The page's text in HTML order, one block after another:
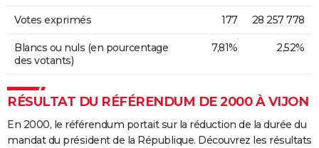
Votes exprimés 177 28 257 778
Blancs ou nuls (en pourcentage
des votants)
7,81% 2,52%
RÉSULTAT DU RÉFÉRENDUM DE 2000 À VIJON
En 2000, le référendum portait sur la réduction de la durée du
mandat du président de la République. Découvrez les résultats